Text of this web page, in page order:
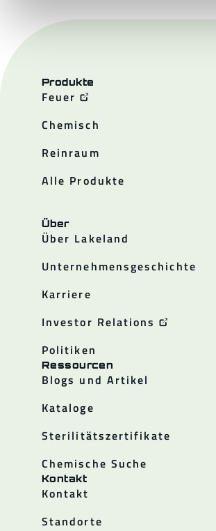
Produkte
Feuer
Chemisch
Reinraum
Alle Produkte
Über
Über Lakeland
Unternehmensgeschichte
Karriere
Investor Relations
Politiken
Ressourcen
Blogs und Artikel
Kataloge
Sterilitätszertifikate
Chemische Suche
Kontakt
Kontakt
Standorte